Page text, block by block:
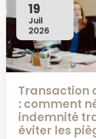
Transaction
: comment
indemnité
éviter les
19
Juil
2026